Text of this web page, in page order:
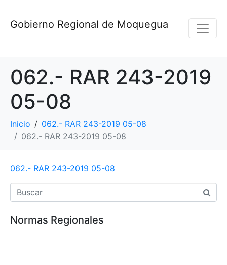
Gobierno Regional de Moquegua
062.- RAR 243-2019
05-08
Inicio
062.- RAR 243-2019 05-08
062.- RAR 243-2019 05-08
062.- RAR 243-2019 05-08
Normas Regionales